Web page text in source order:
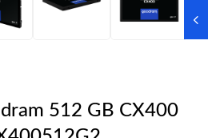
512 GB CX400